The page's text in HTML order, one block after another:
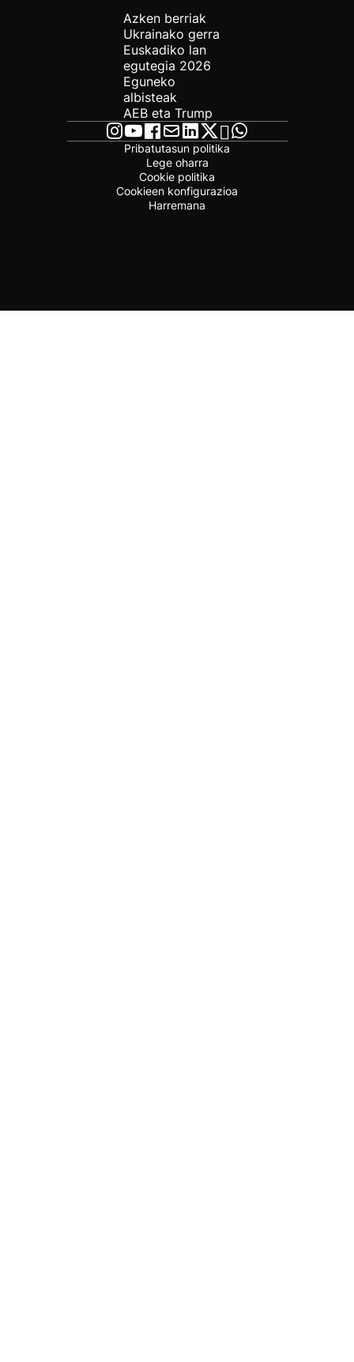
Azken berriak
Ukrainako gerra
Euskadiko lan
egutegia 2026
Eguneko
albisteak
AEB eta Trump
Pribatutasun politika
Lege oharra
Cookie politika
Cookieen konfigurazioa
Harremana